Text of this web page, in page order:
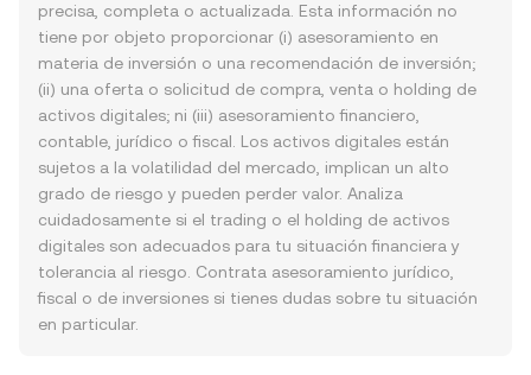
precisa, completa o actualizada. Esta información no
tiene por objeto proporcionar (i) asesoramiento en
materia de inversión o una recomendación de inversión;
(ii) una oferta o solicitud de compra, venta o holding de
activos digitales; ni (iii) asesoramiento financiero,
contable, jurídico o fiscal. Los activos digitales están
sujetos a la volatilidad del mercado, implican un alto
grado de riesgo y pueden perder valor. Analiza
cuidadosamente si el trading o el holding de activos
digitales son adecuados para tu situación financiera y
tolerancia al riesgo. Contrata asesoramiento jurídico,
fiscal o de inversiones si tienes dudas sobre tu situación
en particular.